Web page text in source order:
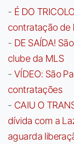
- É DO
contratação de
- DE SAÍDA!
clube da MLS
- VÍDEO: São
contratações
- CAIU O
dívida com a
aguarda